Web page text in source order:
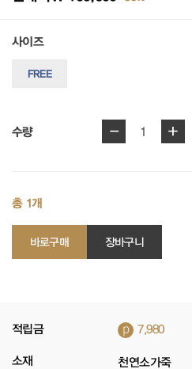
사이즈
FREE
수량 - 1 +
총 1개
바로구매 장바구니
적립금 p 7,980
소재 천연소가죽